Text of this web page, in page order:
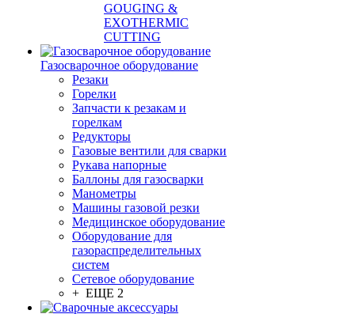
GOUGING &
EXOTHERMIC
CUTTING
Газосварочное оборудование
Резаки
Горелки
Запчасти к резакам и
горелкам
Редукторы
Газовые вентили для сварки
Рукава напорные
Баллоны для газосварки
Манометры
Машины газовой резки
Медицинское оборудование
Оборудование для
газораспределительных
систем
Сетевое оборудование
+ ЕЩЕ 2